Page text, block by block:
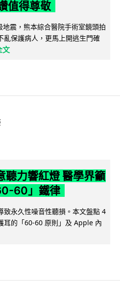
值得尊敬
震，熊本綜合醫院手術室鏡頭拍
亂保護病人，更馬上開逃生門確
文
聽力響紅燈 醫學界籲
60」鐵律
致永久性噪音性聽損。本文盤點 4
耳的「60-60 原則」及 Apple 內